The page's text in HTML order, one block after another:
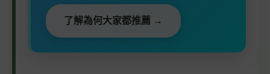
了解為何大家都推薦 →